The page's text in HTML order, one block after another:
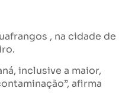
, na cidade de
inclusive a maior,
afirma